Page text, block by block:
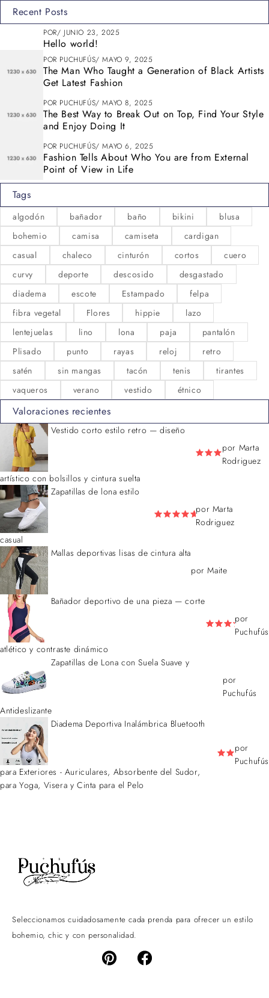
Recent Posts
POR JUNIO 23, 2025
Hello world!
POR PUCHUFÚS MAYO 9, 2025
The Man Who Taught a Generation of Black Artists
Get Latest Fashion
POR PUCHUFÚS MAYO 8, 2025
The Best Way to Break Out on Top, Find Your Style
and Enjoy Doing It
POR PUCHUFÚS MAYO 6, 2025
Fashion Tells About Who You are from External
Point of View in Life
Tags
algodón bañador baño bikini
blusa
bohemio
camisa camiseta
cardigan
casual
chaleco cinturón cortos
cuero
curvy
deporte descosido
desgastado
diadema
escote Estampado
felpa
fibra vegetal
Flores hippie
lazo
lentejuelas
lino lona paja
pantalón
Plisado
punto rayas reloj
retro
satén
sin mangas tacón tenis
tirantes
vaqueros
verano vestido étnico
Valoraciones recientes
Vestido corto estilo retro — diseño
artístico con bolsillos y cintura suelta
por Marta
Rodriguez
Zapatillas de lona estilo
casual
por Marta
Rodriguez
Mallas deportivas lisas de cintura alta
por Maite
Bañador deportivo de una pieza — corte
atlético y contraste dinámico
por
Puchufús
Zapatillas de Lona con Suela Suave y
Antideslizante
por
Puchufús
Diadema Deportiva Inalámbrica Bluetooth
para Exteriores - Auriculares, Absorbente del Sudor,
para Yoga, Visera y Cinta para el Pelo
por
Puchufús
Seleccionamos cuidadosamente cada prenda para ofrecer un estilo
bohemio, chic y con personalidad.